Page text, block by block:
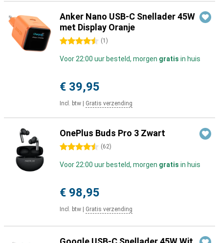
Anker Nano USB-C Snellader 45W
met Display Oranje
4.5 sterren (1 )
Voor 22:00 uur besteld, morgen gratis in huis
€ 39,95
Incl. btw Gratis verzending
OnePlus Buds Pro 3 Zwart
4.5 sterren (62)
Voor 22:00 uur besteld, morgen gratis in huis
€ 98,95
Incl. btw Gratis verzending